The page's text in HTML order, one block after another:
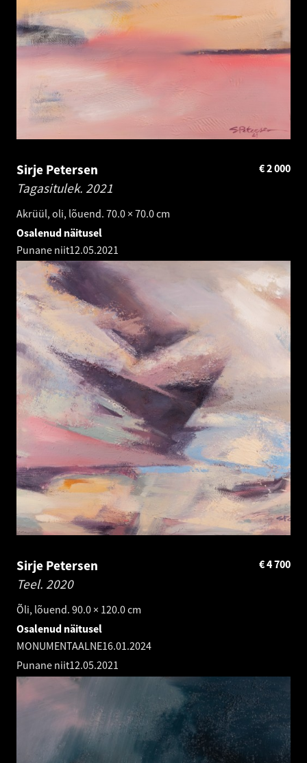
Sirje Petersen
Tagasitulek. 2021
Akrüül, oli, lõuend. 70.0 × 70.0 cm
2 000
€
Osalenud näitusel
Punane niit12.05.2021
Sirje Petersen
Teel. 2020
Õli, lõuend. 90.0 × 120.0 cm
4 700
€
Osalenud näitusel
MONUMENTAALNE16.01.2024
Punane niit12.05.2021